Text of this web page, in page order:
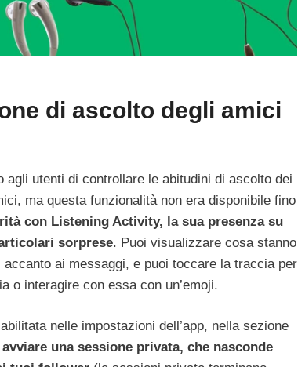
di ascolto degli amici
agli utenti di controllare le abitudini di ascolto dei
ma questa funzionalità non era disponibile fino
con Listening Activity, la sua presenza su
sorprese. Puoi visualizzare cosa stanno
ai messaggi, e puoi toccare la traccia per
o interagire con essa con un’emoji.
nelle impostazioni dell’app, nella sezione
avviare una sessione privata, che nasconde